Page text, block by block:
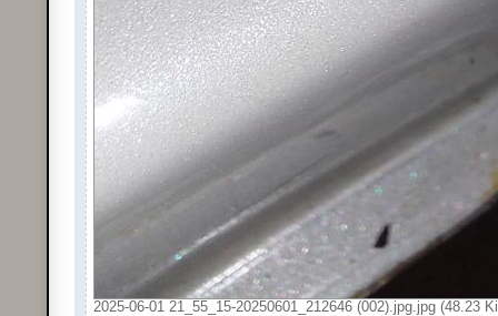
2025-06-01 21_55_15-20250601_212646 (002).jpg.jpg (48.23